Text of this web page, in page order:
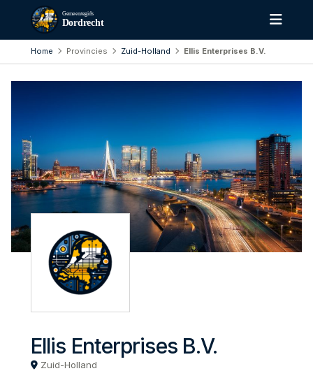
Gemeentegids
Dordrecht
Home Provincies Zuid-Holland Ellis Enterprises B.V.
Ellis Enterprises B.V.
Zuid-Holland